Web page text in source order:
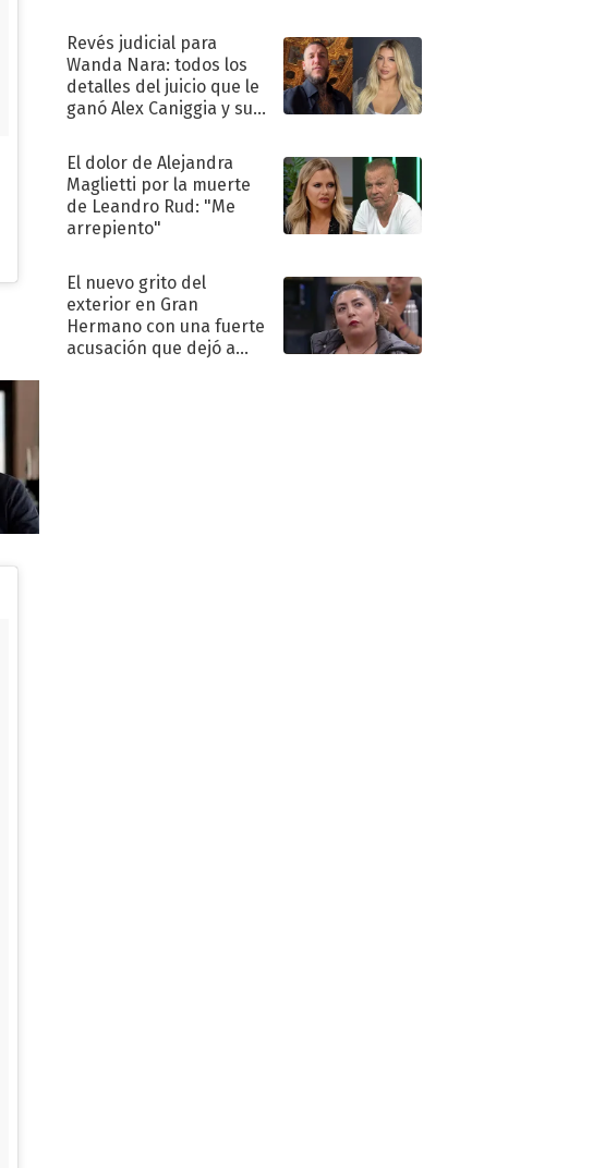
Revés judicial para
Wanda Nara: todos los
detalles del juicio que le
ganó Alex Caniggia y sus
El dolor de Alejandra
Maglietti por la muerte
de Leandro Rud: "Me
arrepiento"
El nuevo grito del
exterior en Gran
Hermano con una fuerte
acusación que dejó a